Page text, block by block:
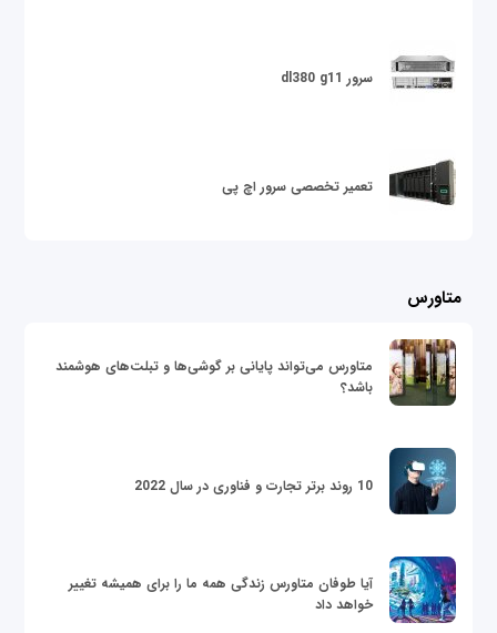
سرور dl380 g11
تعمیر تخصصی سرور اچ پی
متاورس
متاورس می‌تواند پایانی بر گوشی‌ها و تبلت‌های هوشمند
باشد؟
10 روند برتر تجارت و فناوری در سال 2022
آیا طوفان متاورس زندگی همه ما را برای همیشه تغییر
خواهد داد